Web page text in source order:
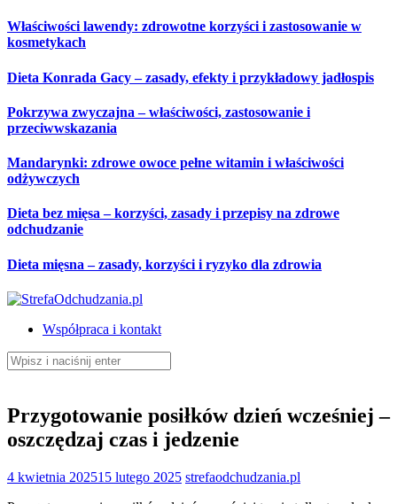
Przeskocz
do
Właściwości lawendy: zdrowotne korzyści i zastosowanie w
kosmetykach
Dieta Konrada Gacy – zasady, efekty i przykładowy jadłospis
Pokrzywa zwyczajna – właściwości, zastosowanie i
przeciwwskazania
Mandarynki: zdrowe owoce pełne witamin i właściwości
odżywczych
Dieta bez mięsa – korzyści, zasady i przepisy na zdrowe
odchudzanie
Dieta mięsna – zasady, korzyści i ryzyko dla zdrowia
Współpraca i kontakt
Szukaj:
Przygotowanie posiłków dzień wcześniej –
oszczędzaj czas i jedzenie
4 kwietnia 202515 lutego 2025 strefaodchudzania.pl